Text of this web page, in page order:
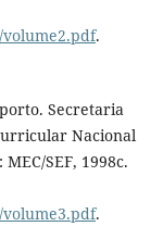
.
Secretaria
Nacional
SEF, 1998c.
.